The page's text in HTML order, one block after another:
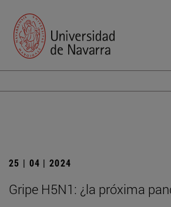
25 | 04 | 2024
Gripe H5N1: ¿la próxima